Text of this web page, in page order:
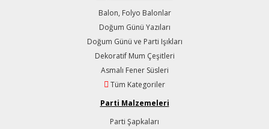
Balon, Folyo Balonlar
Doğum Günü Yazıları
Doğum Günü ve Parti Işıkları
Dekoratif Mum Çeşitleri
Asmalı Fener Süsleri
Tüm Kategoriler
Parti Malzemeleri
Parti Şapkaları